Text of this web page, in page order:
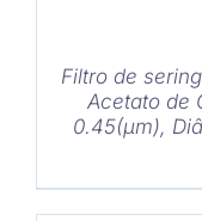
Filtro de
Acetato de
0.45(μm),